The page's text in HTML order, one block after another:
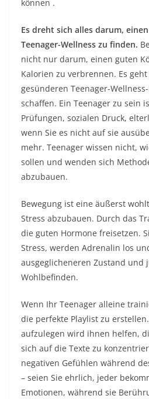
können .
Es dreht sich alles darum,
Teenager-Wellness zu finden.
nicht nur darum, einen guten
Kalorien zu verbrennen. Es
gesünderen Teenager-
schaffen. Ein Teenager zu sein
Prüfungen, sozialen Druck,
wenn Sie es nicht auf sie
mehr. Teenager wissen nicht,
sollen und wenden sich
abzubauen.
Bewegung ist eine äußerst
Stress abzubauen. Durch das
die guten Hormone freisetzen.
Stress, werden Adrenalin los
ausgeglicheneren Zustand und
Wohlbefinden.
Wenn Ihr Teenager alleine
die perfekte Playlist zu
aufzulegen wird ihnen helfen,
sich auf die Texte zu
negativen Gefühlen während
– seien Sie ehrlich, jeder
Emotionen, während sie